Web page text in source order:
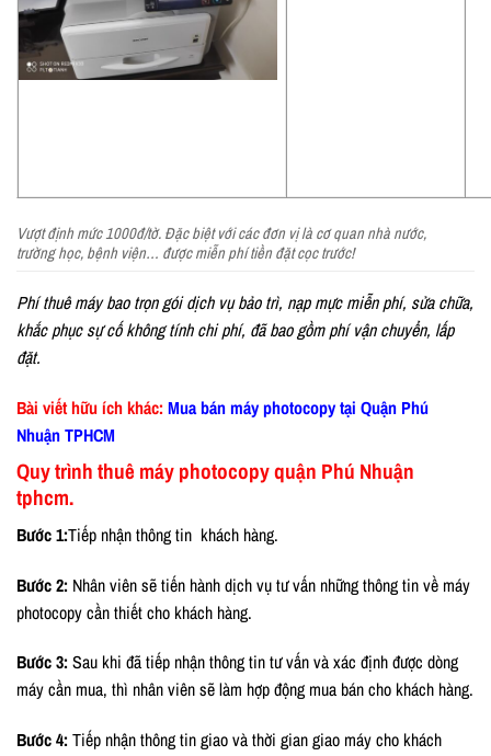
Vượt định mức 1000đ/tờ. Đặc biệt với các đơn vị là cơ quan nhà nước,
trường học, bệnh viện… được miễn phí tiền đặt cọc trước!
Phí thuê máy bao trọn gói dịch vụ bảo trì, nạp mực miễn phí, sửa chữa,
khắc phục sự cố không tính chi phí, đã bao gồm phí vận chuyển, lấp
đặt.
Bài viết hữu ích khác:Mua bán máy photocopy tại Quận Phú
Nhuận TPHCM
Quy trình thuê máy photocopy quận Phú Nhuận
tphcm.
Bước 1:Tiếp nhận thông tin khách hàng.
Bước 2: Nhân viên sẽ tiến hành dịch vụ tư vấn những thông tin về máy
photocopy cần thiết cho khách hàng.
Bước 3:Sau khi đã tiếp nhận thông tin tư vấn và xác định được dòng
máy cần mua, thì nhân viên sẽ làm hợp động mua bán cho khách hàng.
Bước 4:Tiếp nhận thông tin giao và thời gian giao máy cho khách